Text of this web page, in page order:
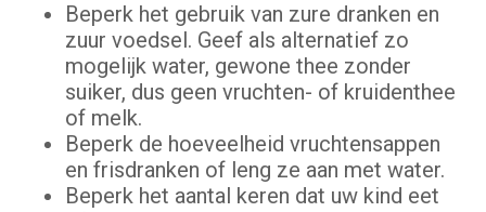
Beperk het gebruik van zure dranken en
zuur voedsel. Geef als alternatief zo
mogelijk water, gewone thee zonder
suiker, dus geen vruchten- of kruidenthee
of melk.
Beperk de hoeveelheid vruchtensappen
en frisdranken of leng ze aan met water.
Beperk het aantal keren dat uw kind eet